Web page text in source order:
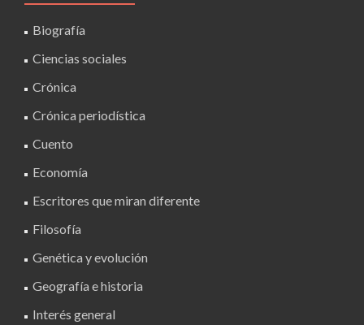
Biografía
Ciencias sociales
Crónica
Crónica periodística
Cuento
Economía
Escritores que miran diferente
Filosofía
Genética y evolución
Geografía e historia
Interés general